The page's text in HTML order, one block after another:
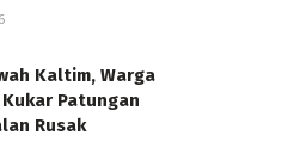
Kaltim, Warga
Patungan
Rusak